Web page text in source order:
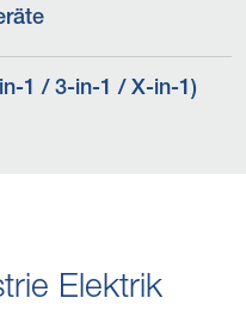
1 / 3-in-1 / X-in-1)
Elektrik